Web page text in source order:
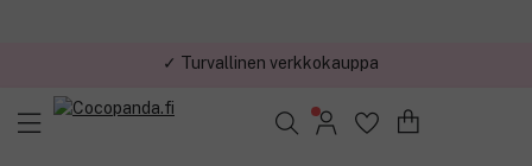
✓ Kilpailukykyiset hinnat